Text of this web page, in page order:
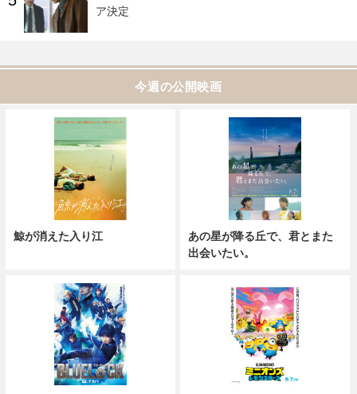
ア決定
今週の公開映画
鯨が消えた入り江
あの星が降る丘で、君とまた
出会いたい。